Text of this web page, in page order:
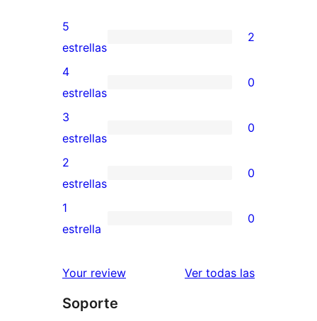
2
valoraciones
de
5
estrellas
5
estrellas
2
0
valoraciones
de
4
estrellas
4
estrellas
0
0
valoraciones
de
3
estrellas
3
estrellas
0
0
valoraciones
de
estrellas
2
estrellas
0
0
de
estrellas
1
estrella
0
Your review Ver todas las
Soporte